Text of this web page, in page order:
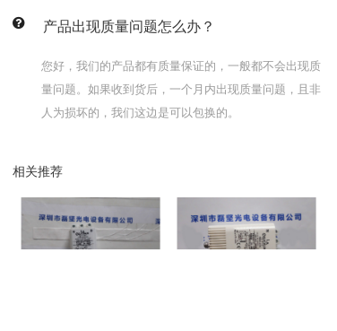
产品出现质量问题怎么办？
您好，我们的产品都有质量保证的，一般都不会出现质
量问题。如果收到货后，一个月内出现质量问题，且非
人为损坏的，我们这边是可以包换的。
相关推荐